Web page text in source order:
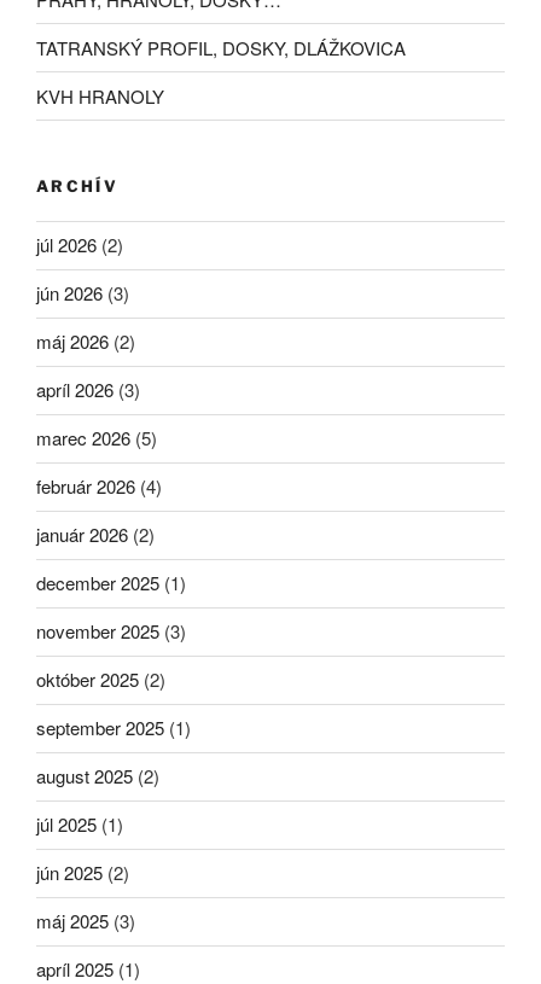
TATRANSKÝ PROFIL, DOSKY, DLÁŽKOVICA
KVH HRANOLY
ARCHÍV
júl 2026 (2)
jún 2026 (3)
máj 2026 (2)
apríl 2026 (3)
marec 2026 (5)
február 2026 (4)
január 2026 (2)
december 2025 (1)
november 2025 (3)
október 2025 (2)
september 2025 (1)
august 2025 (2)
júl 2025 (1)
jún 2025 (2)
máj 2025 (3)
apríl 2025 (1)